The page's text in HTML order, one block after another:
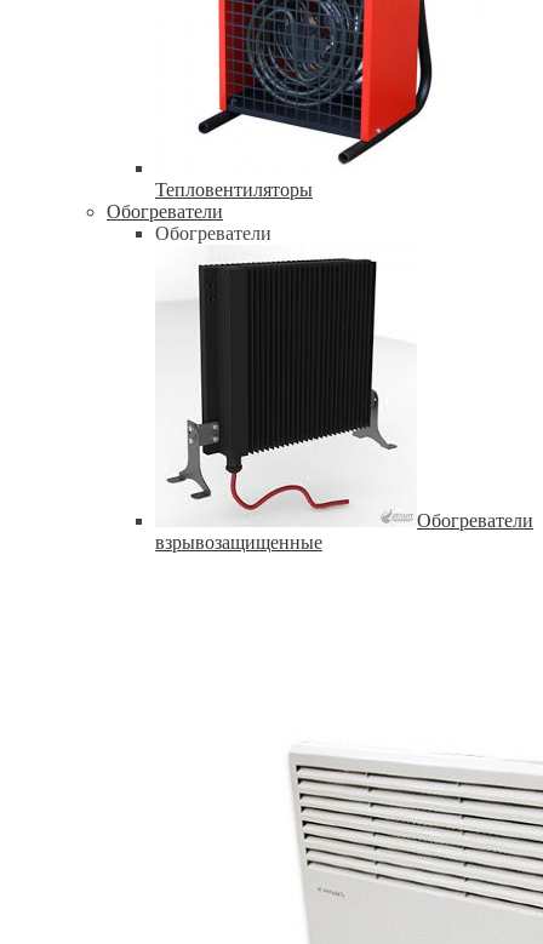
Тепловентиляторы
Обогреватели
Обогреватели
Обогреватели
взрывозащищенные